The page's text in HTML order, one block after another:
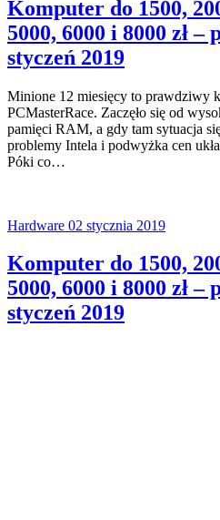
Komputer do 1500,
5000, 6000 i 8000 zł –
styczeń 2019
Minione 12 miesięcy to prawdziwy
PCMasterRace. Zaczęło się od
pamięci RAM, a gdy tam sytuacja
problemy Intela i podwyżka cen
Póki co…
Hardware 02 stycznia 2019
Komputer do 1500,
5000, 6000 i 8000 zł –
styczeń 2019